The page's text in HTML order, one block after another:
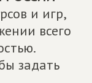
и игр,
всего
задать